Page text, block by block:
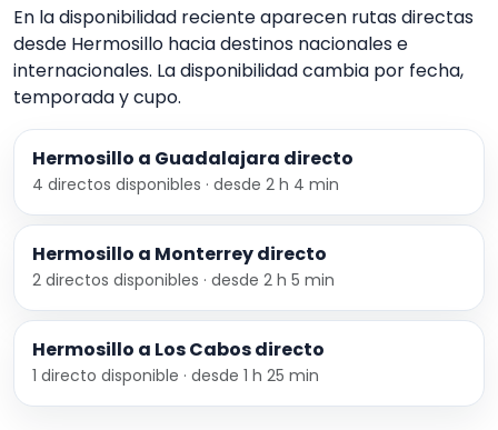
En la disponibilidad reciente aparecen rutas directas
desde Hermosillo hacia destinos nacionales e
internacionales. La disponibilidad cambia por fecha,
temporada y cupo.
Hermosillo a Guadalajara directo
4 directos disponibles · desde 2 h 4 min
Hermosillo a Monterrey directo
2 directos disponibles · desde 2 h 5 min
Hermosillo a Los Cabos directo
1 directo disponible · desde 1 h 25 min